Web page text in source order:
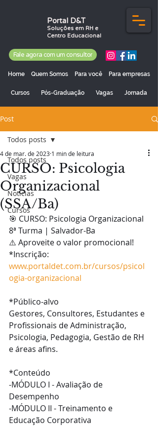
Portal D&T
Soluções em RH e
Centro Educacional
Fale agora com um consultor
Home Quem Somos Para você Para empresas
Cursos Pós-Graduação Vagas Jornada
Post
Todos posts
Vagas
Notícias
Cursos
Todos posts
CURSO: Psicologia
Organizacional
(SSA/Ba)
4 de mar. de 2023 1 min de leitura
🎯 CURSO: Psicologia Organizacional
8ª Turma | Salvador-Ba
⚠️ Aproveite o valor promocional!
*Inscrição:
www.portaldet.com.br/cursos/psicol
ogia-organizacional
*Público-alvo
Gestores, Consultores, Estudantes e
Profissionais de Administração,
Psicologia, Pedagogia, Gestão de RH
e áreas afins.
*Conteúdo
-MÓDULO I - Avaliação de
Desempenho
-MÓDULO II - Treinamento e
Educação Corporativa